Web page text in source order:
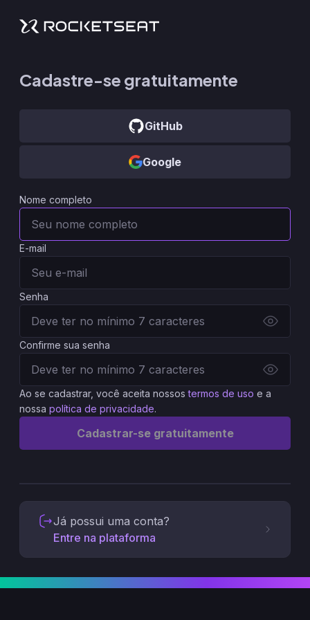
Cadastre-se gratuitamente
GitHub
Google
Nome completo
E-mail
Senha
Confirme sua senha
Ao se cadastrar, você aceita nossos termos de uso e a
nossa política de privacidade.
Cadastrar-se gratuitamente
Já possui uma conta?
Entre na plataforma